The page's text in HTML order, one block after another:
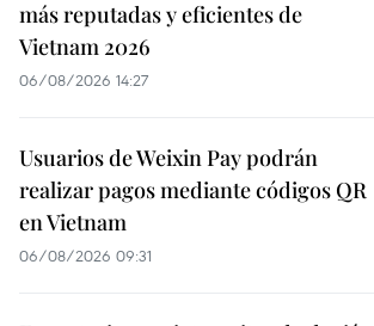
más reputadas y eficientes de
Vietnam 2026
06/08/2026 14:27
Usuarios de Weixin Pay podrán
realizar pagos mediante códigos QR
en Vietnam
06/08/2026 09:31